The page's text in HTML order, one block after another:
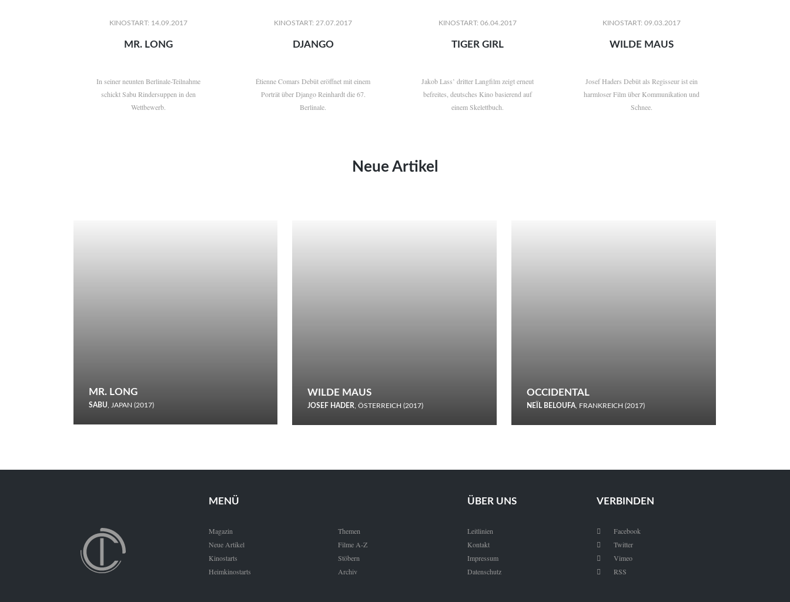
KINOSTART: 14.09.2017
MR. LONG
In seiner neunten Berlinale-Teilnahme
schickt Sabu Rindersuppen in den
Wettbewerb.
KINOSTART: 27.07.2017
DJANGO
Étienne Comars Debüt eröffnet mit einem
Porträt über Django Reinhardt die 67.
Berlinale.
KINOSTART: 06.04.2017
TIGER GIRL
Jakob Lass’ dritter Langfilm zeigt erneut
befreites, deutsches Kino basierend auf
einem Skelettbuch.
KINOSTART: 09.03.2017
WILDE MAUS
Josef Haders Debüt als Regisseur ist ein
harmloser Film über Kommunikation und
Schnee.
Neue Artikel
MR. LONG
SABU, JAPAN (2017)
den Wettbewerb.
WILDE MAUS
JOSEF HADER, ÖSTERREICH (2017)
Schnee.
OCCIDENTAL
NEÏL BELOUFA, FRANKREICH (2017)
MENÜ
Magazin
Neue Artikel
Kinostarts
Heimkinostarts
Themen
Filme A-Z
Stöbern
Archiv
ÜBER UNS
Leitlinien
Kontakt
Impressum
Datenschutz
VERBINDEN
 Facebook
 Twitter
 Vimeo
 RSS